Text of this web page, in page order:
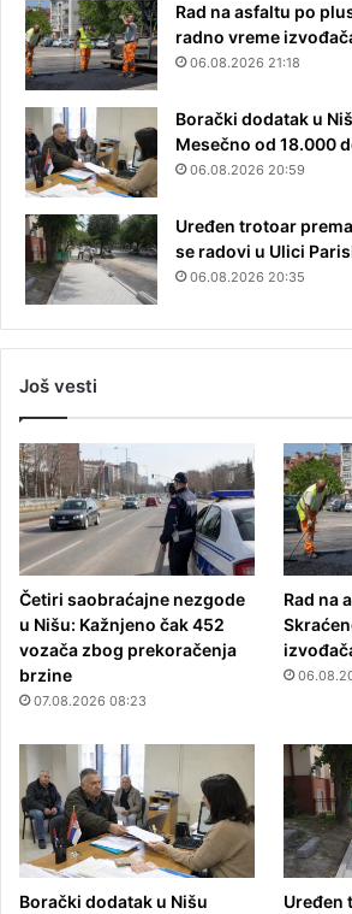
Rad na asfaltu po
radno vreme
06.08.2026 21:18
Borački dodatak u
Mesečno od 18.000
06.08.2026 20:59
Uređen trotoar
se radovi u Ulici
06.08.2026 20:35
Još vesti
Četiri saobraćajne nezgode
u Nišu: Kažnjeno čak 452
vozača zbog prekoračenja
brzine
07.08.2026 08:23
Rad na
Borački dodatak u Nišu
Uređen